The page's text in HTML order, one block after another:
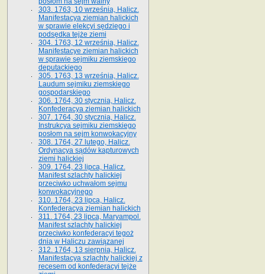
303. 1763, 10 września, Halicz.
Manifestacya ziemian halickich
w sprawie elekcyi sędziego i
podsędka tejże ziemi
304. 1763, 12 września, Halicz.
Manifestacye ziemian halickich
w sprawie sejmiku ziemskiego
deputackiego
305. 1763, 13 września, Halicz.
Laudum sejmiku ziemskiego
gospodarskiego
306. 1764, 30 stycznia, Halicz.
Konfederacya ziemian halickich
307. 1764, 30 stycznia, Halicz.
Instrukcya sejmiku ziemskiego
posłom na sejm konwokacyjny
308. 1764, 27 lutego, Halicz.
Ordynacya sądów kapturowych
ziemi halickiej
309. 1764, 23 lipca, Halicz.
Manifest szlachty halickiej
przeciwko uchwałom sejmu
konwokacyjnego
310. 1764, 23 lipca, Halicz.
Konfederacya ziemian halickich
311. 1764, 23 lipca, Maryampol.
Manifest szlachty halickiej
przeciwko konfederacyi tegoż
dnia w Haliczu zawiązanej
312. 1764, 13 sierpnia, Halicz.
Manifestacya szlachty halickiej z
recesem od konfederacyi tejże